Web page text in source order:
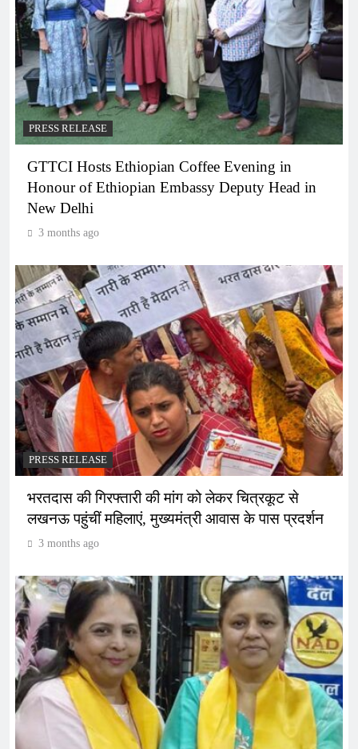
PRESS RELEASE
GTTCI Hosts Ethiopian Coffee Evening in
Honour of Ethiopian Embassy Deputy Head in
New Delhi
3 months ago
PRESS RELEASE
भरतदास की गिरफ्तारी की मांग को लेकर चित्रकूट से
लखनऊ पहुंचीं महिलाएं, मुख्यमंत्री आवास के पास प्रदर्शन
3 months ago